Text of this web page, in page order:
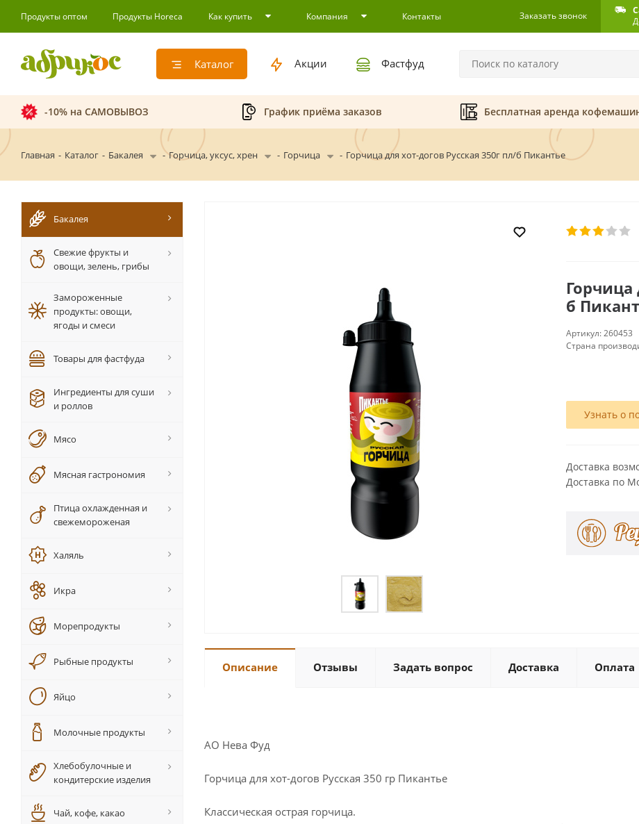
Продукты оптом Продукты Horeca Как купить Компания Контакты Заказать звонок
Каталог Акции Фастфуд
-10% на САМОВЫВОЗ График приёма заказов Бесплатная аренда
Главная - Каталог - Бакалея - Горчица, уксус, хрен - Горчица - Горчица для хот-догов Русская 350г пл/б Пикантье
Горчица
б
Артикул:260453
Страна
Узнать о
Доставка
Доставка по
Описание Отзывы Задать вопрос Доставка Оплата
АО Нева Фуд
Горчица для хот-догов Русская 350 гр Пикантье
Классическая острая горчица.
Бакалея
Свежие фрукты и
овощи, зелень, грибы
Замороженные
продукты: овощи,
ягоды и смеси
Товары для фастфуда
Ингредиенты для суши
и роллов
Мясо
Мясная гастрономия
Птица охлажденная и
свежемороженая
Халяль
Икра
Морепродукты
Рыбные продукты
Яйцо
Молочные продукты
Хлебобулочные и
кондитерские изделия
Чай, кофе, какао